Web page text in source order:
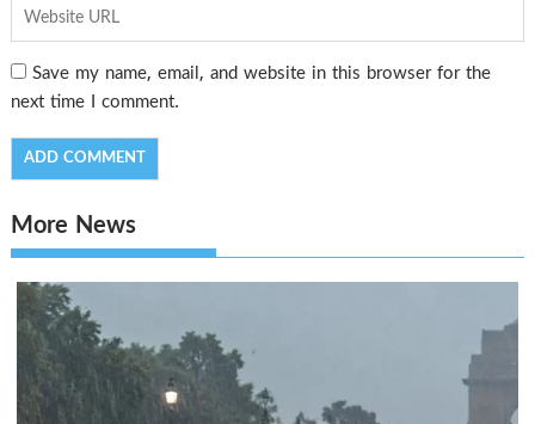
Save my name, email, and website in this browser for the
next time I comment.
More News